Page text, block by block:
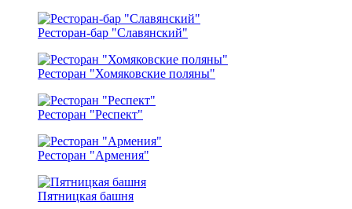
Ресторан-бар "Славянский"
Ресторан "Хомяковские поляны"
Ресторан "Респект"
Ресторан "Армения"
Пятницкая башня